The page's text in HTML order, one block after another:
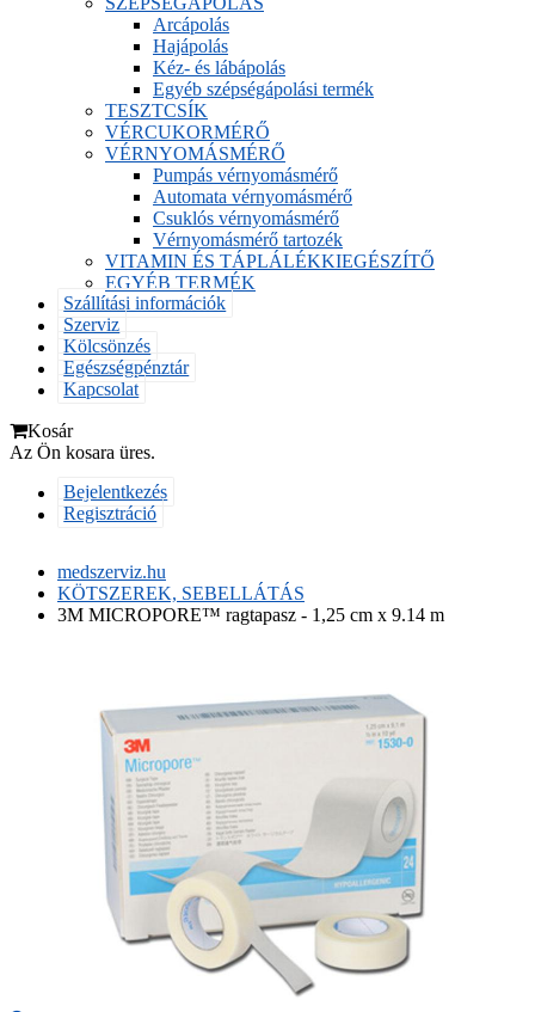
Arcápolás
Hajápolás
Kéz- és lábápolás
Egyéb szépségápolási termék
TESZTCSÍK
VÉRCUKORMÉRŐ
VÉRNYOMÁSMÉRŐ
Pumpás vérnyomásmérő
Automata vérnyomásmérő
Csuklós vérnyomásmérő
Vérnyomásmérő tartozék
VITAMIN ÉS TÁPLÁLÉKKIEGÉSZÍTŐ
EGYÉB TERMÉK
Szállítási információk
Szerviz
Kölcsönzés
Egészségpénztár
Kapcsolat
Kosár
Az Ön kosara üres.
Bejelentkezés
Regisztráció
medszerviz.hu
KÖTSZEREK, SEBELLÁTÁS
3M MICROPORE™ ragtapasz - 1,25 cm x 9.14 m